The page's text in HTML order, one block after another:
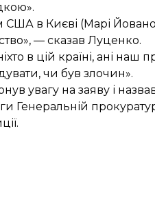
США в Києві (Марі
— сказав Луценко.
в цій країні, ані наш
чи був злочин».
увагу на заяву і
Генеральній